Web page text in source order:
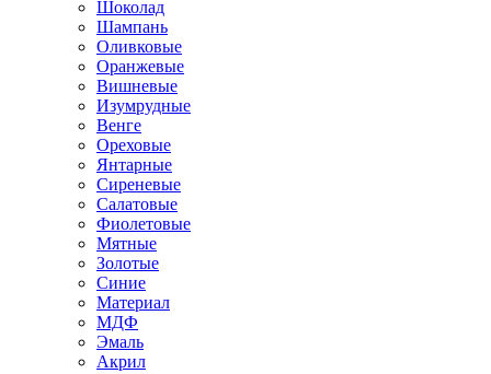
Шоколад
Шампань
Оливковые
Оранжевые
Вишневые
Изумрудные
Венге
Ореховые
Янтарные
Сиреневые
Салатовые
Фиолетовые
Мятные
Золотые
Синие
Материал
МДФ
Эмаль
Акрил